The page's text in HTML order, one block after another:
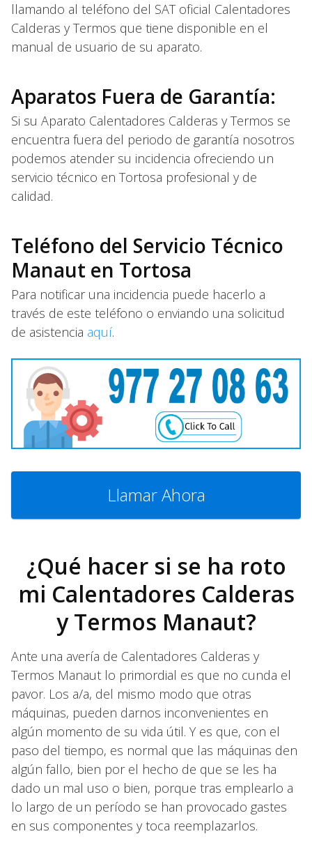
llamando al teléfono del SAT oficial Calentadores
Calderas y Termos que tiene disponible en el
manual de usuario de su aparato.
Aparatos Fuera de Garantía:
Si su Aparato Calentadores Calderas y Termos se
encuentra fuera del periodo de garantía nosotros
podemos atender su incidencia ofreciendo un
servicio técnico en Tortosa profesional y de
calidad.
Teléfono del Servicio Técnico
Manaut en Tortosa
Para notificar una incidencia puede hacerlo a
través de este teléfono o enviando una solicitud
de asistencia aquí.
Llamar Ahora
¿Qué hacer si se ha roto
mi Calentadores Calderas
y Termos Manaut?
Ante una avería de Calentadores Calderas y
Termos Manaut lo primordial es que no cunda el
pavor. Los a/a, del mismo modo que otras
máquinas, pueden darnos inconvenientes en
algún momento de su vida útil. Y es que, con el
paso del tiempo, es normal que las máquinas den
algún fallo, bien por el hecho de que se les ha
dado un mal uso o bien, porque tras emplearlo a
lo largo de un período se han provocado gastes
en sus componentes y toca reemplazarlos.